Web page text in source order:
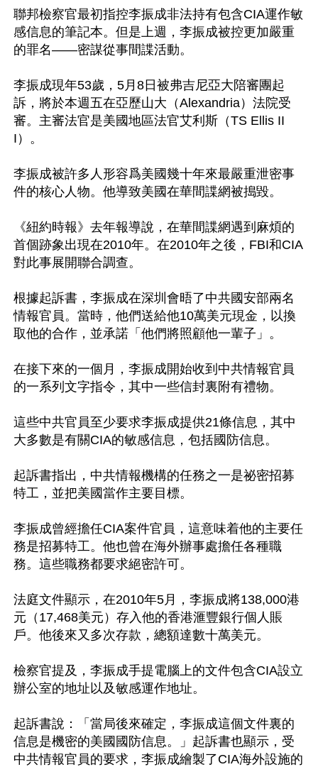
聯邦檢察官最初指控李振成非法持有包含CIA運作敏
感信息的筆記本。但是上週，李振成被控更加嚴重
的罪名——密謀從事間諜活動。
李振成現年53歲，5月8日被弗吉尼亞大陪審團起
訴，將於本週五在亞歷山大（Alexandria）法院受
審。主審法官是美國地區法官艾利斯（TS Ellis II
I）。
李振成被許多人形容爲美國幾十年來最嚴重泄密事
件的核心人物。他導致美國在華間諜網被搗毀。
《紐約時報》去年報導說，在華間諜網遇到麻煩的
首個跡象出現在2010年。在2010年之後，FBI和CIA
對此事展開聯合調查。
根據起訴書，李振成在深圳會晤了中共國安部兩名
情報官員。當時，他們送給他10萬美元現金，以換
取他的合作，並承諾「他們將照顧他一輩子」。
在接下來的一個月，李振成開始收到中共情報官員
的一系列文字指令，其中一些信封裏附有禮物。
這些中共官員至少要求李振成提供21條信息，其中
大多數是有關CIA的敏感信息，包括國防信息。
起訴書指出，中共情報機構的任務之一是祕密招募
特工，並把美國當作主要目標。
李振成曾經擔任CIA案件官員，這意味着他的主要任
務是招募特工。他也曾在海外辦事處擔任各種職
務。這些職務都要求絕密許可。
法庭文件顯示，在2010年5月，李振成將138,000港
元（17,468美元）存入他的香港滙豐銀行個人賬
戶。他後來又多次存款，總額達數十萬美元。
檢察官提及，李振成手提電腦上的文件包含CIA設立
辦公室的地址以及敏感運作地址。
起訴書說：「當局後來確定，李振成這個文件裏的
信息是機密的美國國防信息。」起訴書也顯示，受
中共情報官員的要求，李振成繪製了CIA海外設施的